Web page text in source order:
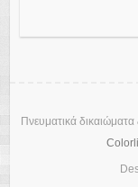
Πνευματικά